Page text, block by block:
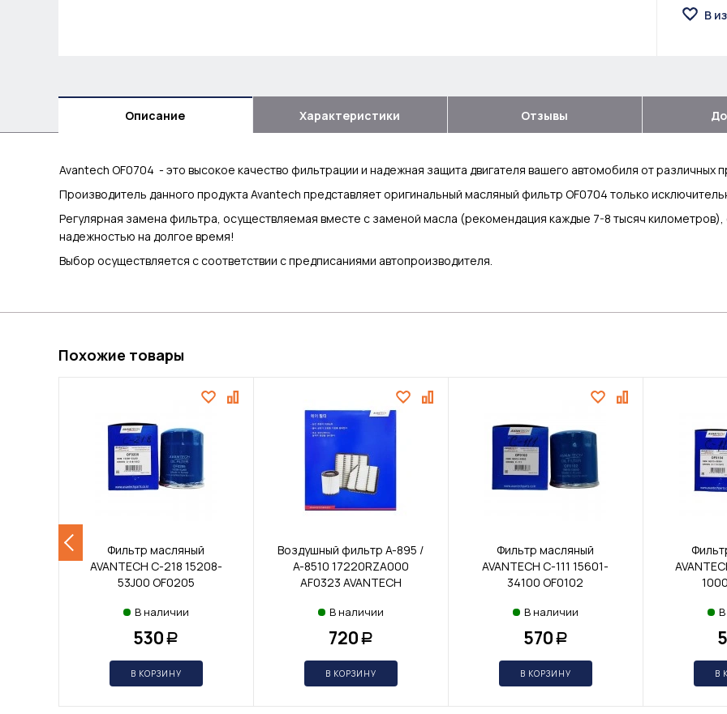
В
Описание Характеристики Отзывы
Avantech OF0704 - это высокое качество фильтрации и надежная защита двигателя вашего автомобиля от различных
Производитель данного продукта Avantech представляет оригинальный масляный фильтр OF0704 только
Регулярная замена фильтра, осуществляемая вместе с заменой масла (рекомендация каждые 7-8 тысяч
надежностью на долгое время!
Выбор осуществляется с соответствии с предписаниями автопроизводителя.
Похожие товары
Фильтр масляный
AVANTECH C-218 15208-
53J00 OF0205
В наличии
530 Р
В КОРЗИНУ
Воздушный фильтр A-895 /
A-8510 17220RZA000
AF0323 AVANTECH
В наличии
720 Р
В КОРЗИНУ
Фильтр масляный
AVANTECH C-111 15601-
34100 OF0102
В наличии
570 Р
В КОРЗИНУ В